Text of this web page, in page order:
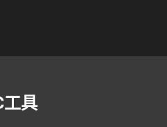
具